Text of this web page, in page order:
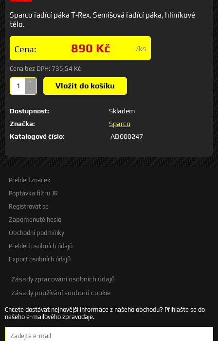
Sparco řadící páka T-Rex. Semišová řadící páka, hliníkové
tělo.
Cena: 890 Kč /ks
Cena bez DPH: 735,54 Kč
+
-
Vložit do košíku
Dostupnost:
Skladem
Značka:
Sparco
Katalogové číslo:
AD000247
Přehled značek
Poptávka filtru JR
Registrovat se
Zapomenuté heslo
Obchodní podmínky
Přehled osobních údajů
Export osobních údajů
Zásady zpracování osobních údajů
Zásady používání souborů cookie
Chcete dostávat nejnovější informace z našeho obchodu? Přihlašte se do
našeho e-mailového zpravodaje.